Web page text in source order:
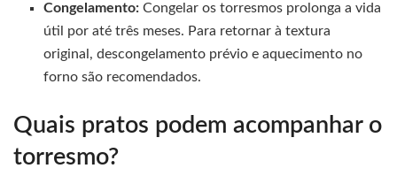
Congelamento: Congelar os torresmos prolonga a vida
útil por até três meses. Para retornar à textura
original, descongelamento prévio e aquecimento no
forno são recomendados.
Quais pratos podem acompanhar o
torresmo?